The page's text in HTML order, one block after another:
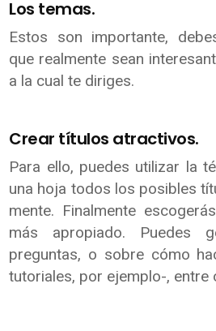
Los temas.
Estos son importante,
que realmente sean
a la cual te diriges.
Crear títulos atractivos.
Para ello, puedes utilizar la
una hoja todos los posibles
mente. Finalmente
más apropiado. Puedes
preguntas, o sobre cómo
tutoriales, por ejemplo-, entre